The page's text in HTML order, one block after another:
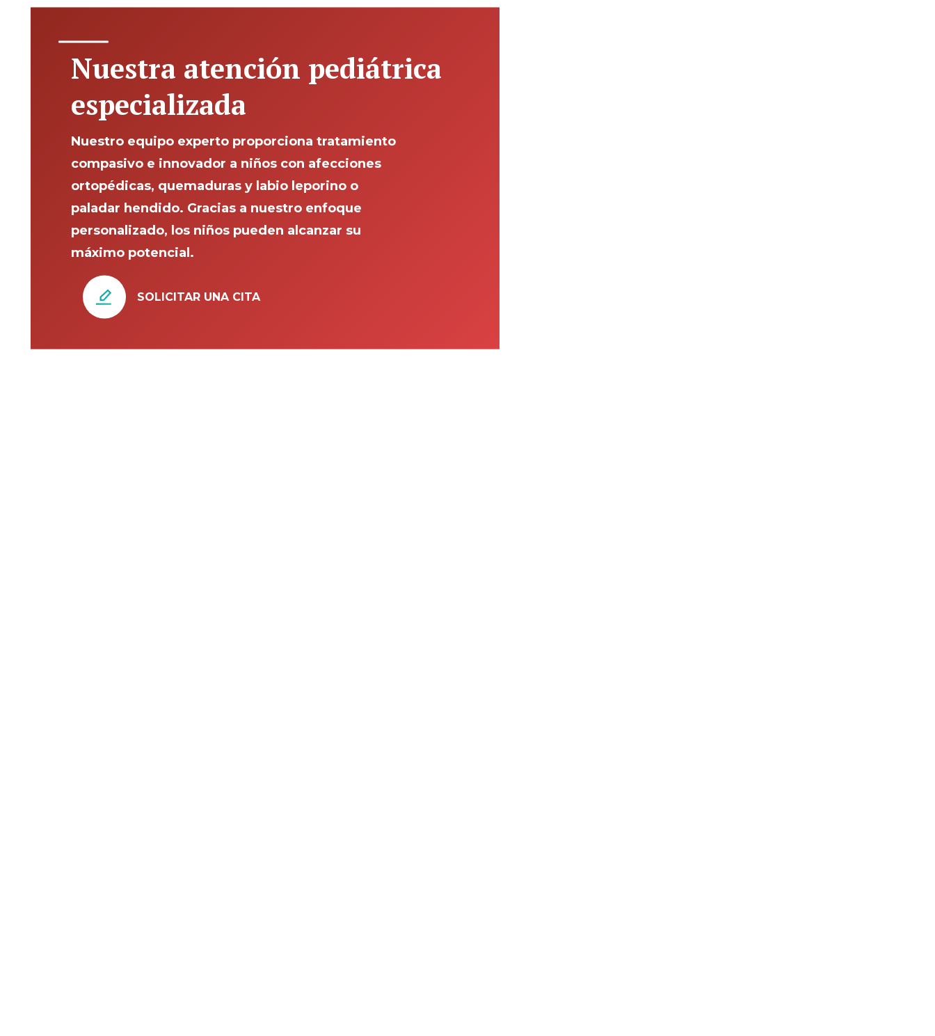
Nuestra atención pediátrica
especializada
Nuestro equipo experto proporciona tratamiento
compasivo e innovador a niños con afecciones
ortopédicas, quemaduras y labio leporino o
paladar hendido. Gracias a nuestro enfoque
personalizado, los niños pueden alcanzar su
máximo potencial.
SOLICITAR UNA CITA